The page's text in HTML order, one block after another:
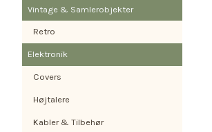
Vintage & Samlerobjekter
Retro
Elektronik
Covers
Højtalere
Kabler & Tilbehør